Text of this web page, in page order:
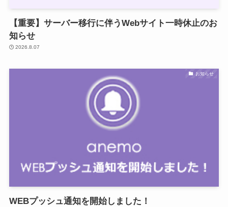
【重要】サーバー移行に伴うWebサイト一時休止のお
知らせ
2026.8.07
お知らせ
WEBプッシュ通知を開始しました！